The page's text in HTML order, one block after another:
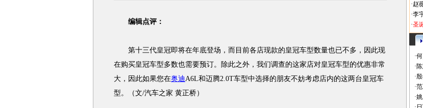
编辑点评：
第十三代皇冠即将在年底登场，而目前各店现款的皇冠车型数量也已不多，因此现
在购买皇冠车型多数也需要预订。除此之外，我们调查的这家店对皇冠车型的优惠非常
大，因此如果您在奥迪A6L和迈腾2.0T车型中选择的朋友不妨考虑店内的这两台皇冠车
型。（文/汽车之家 黄正桥）
·赵
·李
·圣
·
·
·
·
·